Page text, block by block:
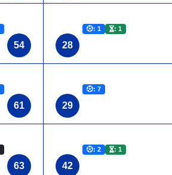
54
61
63
28
: 1 : 1
29
: 7
42
: 2 : 1